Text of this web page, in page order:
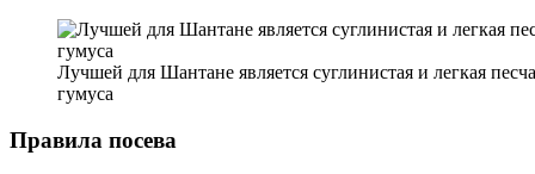
Лучшей для Шантане является суглинистая и легкая
гумуса
Правила посева